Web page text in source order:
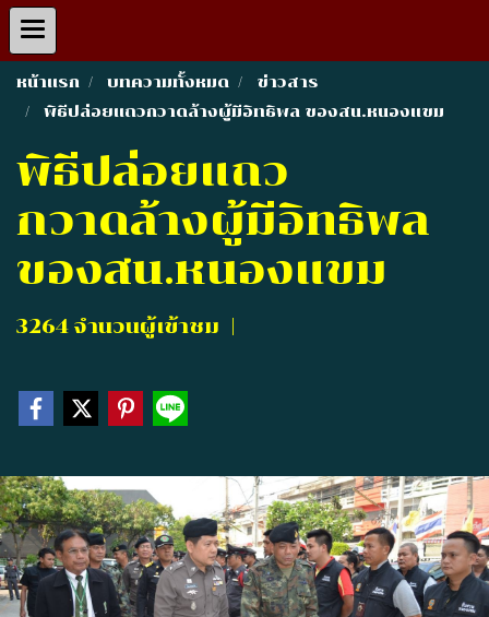
หน้าแรก บทความทั้งหมด
ข่าวสาร
พิธีปล่อยแถวกวาดล้างผู้มีอิทธิพล ของสน.หนองแขม
พิธีปล่อยแถว
กวาดล้างผู้มีอิทธิพล
ของสน.หนองแขม
3264 จำนวนผู้เข้าชม